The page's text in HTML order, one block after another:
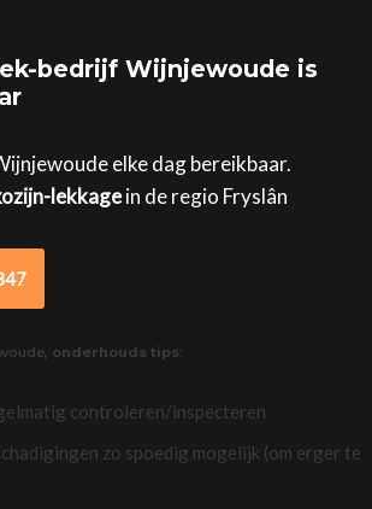
bedrijf Wijnjewoude is
elke dag bereikbaar.
lekkagein de regio Fryslân
onderhouds tips:
controleren/inspecteren
zo spoedig mogelijk (om erger te